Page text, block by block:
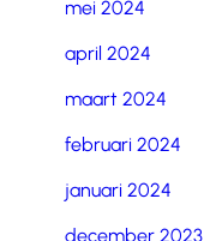
mei 2024
april 2024
maart 2024
februari 2024
januari 2024
december 2023